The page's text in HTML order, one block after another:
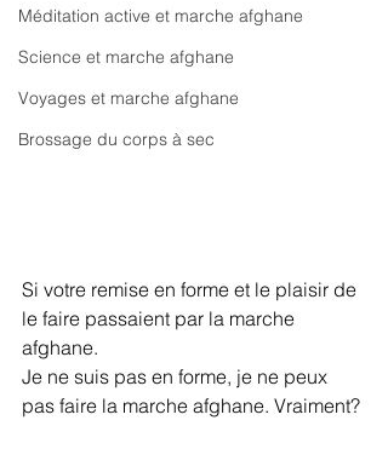
Méditation active et marche afghane
Science et marche afghane
Voyages et marche afghane
Brossage du corps à sec
Si votre remise en forme et le plaisir de
le faire passaient par la marche
afghane.
Je ne suis pas en forme, je ne peux
pas faire la marche afghane. Vraiment?